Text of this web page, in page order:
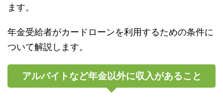
ます。
年金受給者がカードローンを利用するための条件に
ついて解説します。
アルバイトなど年金以外に収入があること